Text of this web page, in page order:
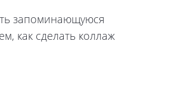
запоминающуюся
как сделать коллаж